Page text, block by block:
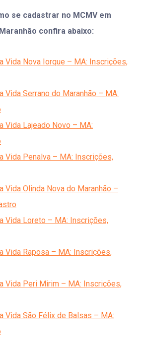
se cadastrar no MCMV em
confira abaixo:
Vida Nova Iorque – MA: Inscrições,
Vida Serrano do Maranhão – MA:
Vida Lajeado Novo – MA:
Vida Penalva – MA: Inscrições,
Vida Olinda Nova do Maranhão –
Vida Loreto – MA: Inscrições,
Vida Raposa – MA: Inscrições,
Vida Peri Mirim – MA: Inscrições,
Vida São Félix de Balsas – MA: